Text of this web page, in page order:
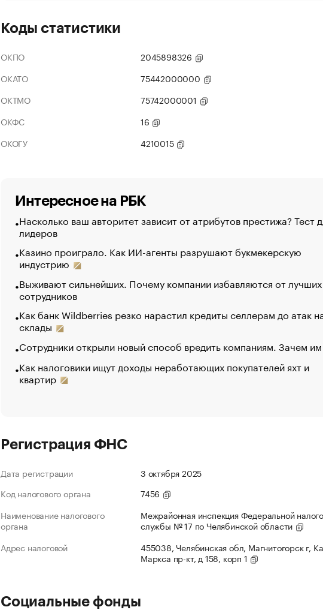
Коды статистики
ОКПО
2045898326
ОКАТО
75442000000
ОКТМО
75742000001
ОКФС
16
ОКОГУ
4210015
Интересное на РБК
Насколько ваш авторитет зависит от атрибутов престижа? Тест
лидеров
Казино проиграло. Как ИИ-агенты разрушают букмекерскую
индустрию
Выживают сильнейших. Почему компании избавляются от лучших
сотрудников
Как банк Wildberries резко нарастил кредиты селлерам до атак
склады
Сотрудники открыли новый способ вредить компаниям. Зачем
Как налоговики ищут доходы неработающих покупателей яхт и
квартир
Регистрация ФНС
Дата регистрации
3 октября 2025
Код налогового органа
7456
Наименование налогового
органа
Межрайонная инспекция Федеральной
службы № 17 по Челябинской области
Адрес налоговой
455038, Челябинская обл, Магнитогорск г,
Маркса пр-кт, д 158, корп 1
Социальные фонды